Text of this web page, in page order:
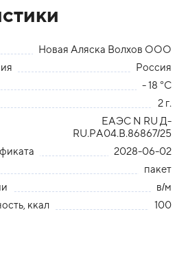
Новая Аляска Волхов ООО
Россия
- 18 °С
2 г.
ЕАЭС N RU Д-
RU.РА04.В.86867/25
2028-06-02
пакет
в/м
ккал
100